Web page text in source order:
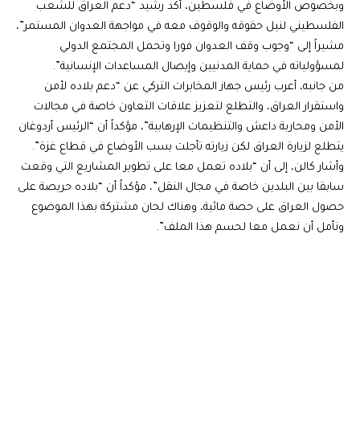
وبخصوص الأوضاع في فلسطين، أكد رشيد “دعم العراق للشعب
الفلسطيني لنيل حقوقه والوقوف معه في مواجهة العدوان المستمر”،
مشيراً إلى “وجوب وقف العدوان فورا وتحمل المجتمع الدولي
لمسؤولياته في حماية المدنيين وإيصال المساعدات الإنسانية”.
من جانبه، أعرب رئيس جهاز المخابرات التركي عن “دعم بلاده لأمن
واستقرار العراق، والتطلع لتعزيز علاقات التعاون خاصة في مجالات
الأمن ومحاربة داعش والتنظيمات الإرهابية”، مؤكداً أن “الرئيس أردوغان
يتطلع لزيارة العراق لكن زيارته تأجلت بسب الأوضاع في قطاع غزة”.
وأشار كالن، إلى أن “بلاده تعمل معا على تطوير المشاريع التي وقعت
سابقا بين البلدين خاصة في مجال النقل”، مؤكداً أن “بلاده حريصة على
حصول العراق على حصة مائية، وهناك لجان مشتركة بهذا الموضوع
ونأمل أن نعمل معا لحسم هذا الملف”.